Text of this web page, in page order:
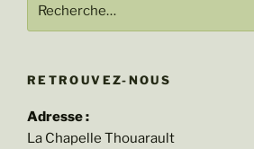
pour
RETROUVEZ-NOUS
Adresse :
La Chapelle Thouarault